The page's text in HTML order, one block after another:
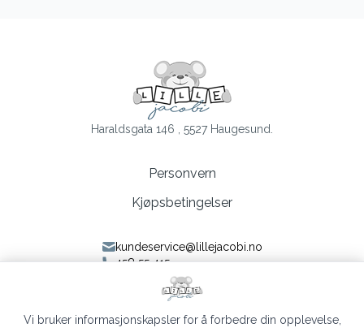
Haraldsgata 146 , 5527 Haugesund.
Personvern
Kjøpsbetingelser
kundeservice@lillejacobi.no
458 55 415
Følg oss på Facebook
Følg oss på Instagram
Vi bruker informasjonskapsler for å forbedre din opplevelse,